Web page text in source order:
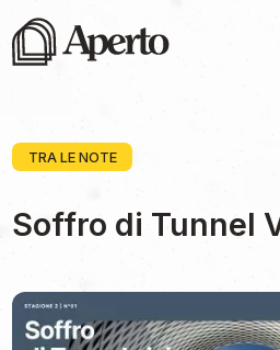
TRA LE NOTE
Soffro di Tunnel